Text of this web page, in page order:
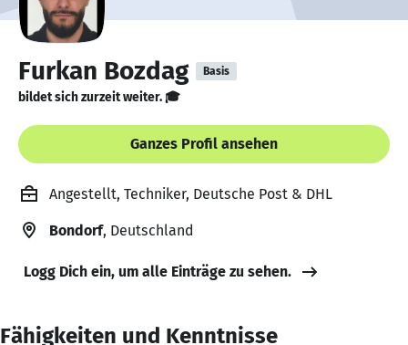
Furkan Bozdag Basis
bildet sich zurzeit weiter. 🎓
Ganzes Profil ansehen
Angestellt, Techniker, Deutsche Post & DHL
Bondorf, Deutschland
Logg Dich ein, um alle Einträge zu sehen.
Fähigkeiten und Kenntnisse